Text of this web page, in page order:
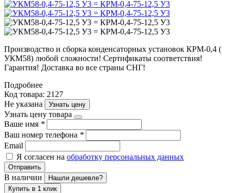
Производство и сборка конденсаторных установок КРМ-0,4 (
УКМ58) любой сложности! Сертификаты соответствия!
Гарантия! Доставка во все страны СНГ!
Подробнее
Код товара: 2127
Не указана
Узнать цену
Узнать цену товара
Ваше имя *
Ваш номер телефона *
Email
Я согласен на обработку персональных данных
Отправить
В наличии
Нашли дешевле?
Купить в 1 клик